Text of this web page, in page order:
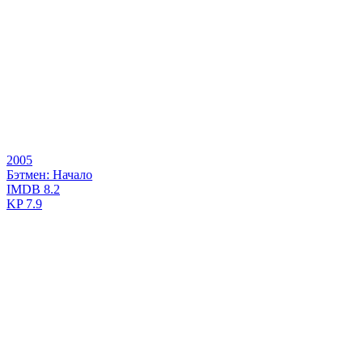
2005
Бэтмен: Начало
IMDB 8.2
KP7.9